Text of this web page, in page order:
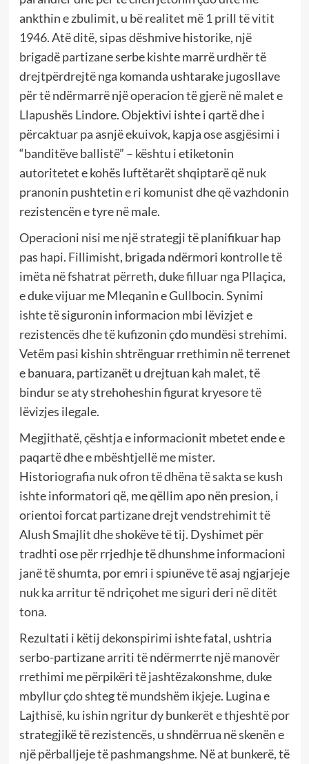
ankthin e zbulimit, u bë realitet më 1 prill të vitit
1946. Atë ditë, sipas dëshmive historike, një
brigadë partizane serbe kishte marrë urdhër të
drejtpërdrejtë nga komanda ushtarake jugosllave
për të ndërmarrë një operacion të gjerë në malet e
Llapushës Lindore. Objektivi ishte i qartë dhe i
përcaktuar pa asnjë ekuivok, kapja ose asgjësimi i
“banditëve ballistë” – kështu i etiketonin
autoritetet e kohës luftëtarët shqiptarë që nuk
pranonin pushtetin e ri komunist dhe që vazhdonin
rezistencën e tyre në male.
Operacioni nisi me një strategji të planifikuar hap
pas hapi. Fillimisht, brigada ndërmori kontrolle të
imëta në fshatrat përreth, duke filluar nga Pllaçica,
e duke vijuar me Mleqanin e Gullbocin. Synimi
ishte të siguronin informacion mbi lëvizjet e
rezistencës dhe të kufizonin çdo mundësi strehimi.
Vetëm pasi kishin shtrënguar rrethimin në terrenet
e banuara, partizanët u drejtuan kah malet, të
bindur se aty strehoheshin figurat kryesore të
lëvizjes ilegale.
Megjithatë, çështja e informacionit mbetet ende e
paqartë dhe e mbështjellë me mister.
Historiografia nuk ofron të dhëna të sakta se kush
ishte informatori që, me qëllim apo nën presion, i
orientoi forcat partizane drejt vendstrehimit të
Alush Smajlit dhe shokëve të tij. Dyshimet për
tradhti ose për rrjedhje të dhunshme informacioni
janë të shumta, por emri i spiunëve të asaj ngjarjeje
nuk ka arritur të ndriçohet me siguri deri në ditët
tona.
Rezultati i këtij dekonspirimi ishte fatal, ushtria
serbo-partizane arriti të ndërmerrte një manovër
rrethimi me përpikëri të jashtëzakonshme, duke
mbyllur çdo shteg të mundshëm ikjeje. Lugina e
Lajthisë, ku ishin ngritur dy bunkerët e thjeshtë por
strategjikë të rezistencës, u shndërrua në skenën e
një përballjeje të pashmangshme. Në at bunkerë, të